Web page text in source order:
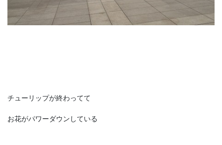
チューリップが終わってて
お花がパワーダウンしている